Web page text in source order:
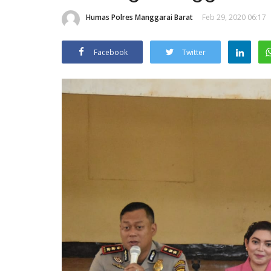
Humas Polres Manggarai Barat Feb 29, 2020 06:17
Facebook Twitter